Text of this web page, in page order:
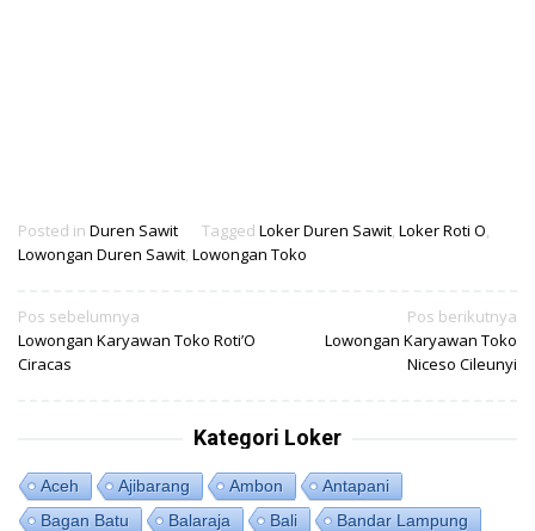
Posted in Duren Sawit Tagged Loker Duren Sawit, Loker Roti O,
Lowongan Duren Sawit, Lowongan Toko
Navigasi
pos
Pos sebelumnya
Lowongan Karyawan Toko Roti’O
Ciracas
Pos berikutnya
Lowongan Karyawan Toko
Niceso Cileunyi
Kategori Loker
Aceh Ajibarang Ambon
Antapani
Bagan Batu
Balaraja Bali
Bandar Lampung